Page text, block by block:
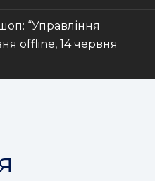
“Управління
offline, 14 червня